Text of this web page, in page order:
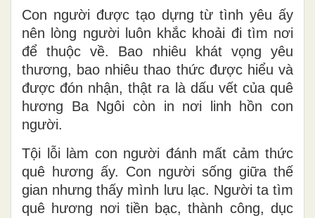
Con người được tạo dựng từ tình yêu ấy
nên lòng người luôn khắc khoải đi tìm nơi
để thuộc về. Bao nhiêu khát vọng yêu
thương, bao nhiêu thao thức được hiểu và
được đón nhận, thật ra là dấu vết của quê
hương Ba Ngôi còn in nơi linh hồn con
người.
Tội lỗi làm con người đánh mất cảm thức
quê hương ấy. Con người sống giữa thế
gian nhưng thấy mình lưu lạc. Người ta tìm
quê hương nơi tiền bạc, thành công, dục